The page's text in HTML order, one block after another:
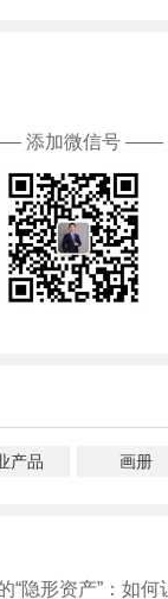
添加微信号 ——
产品 画册
“隐形资产”：如